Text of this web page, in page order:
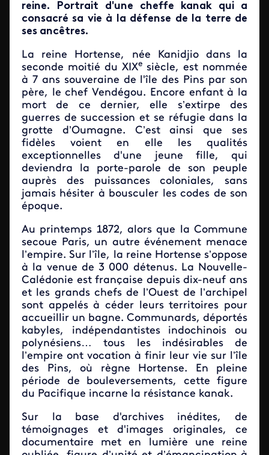
reine. Portrait d'une cheffe kanak qui a
consacré sa vie à la défense de la terre de
ses ancêtres.
La reine Hortense, née Kanidjio dans la
seconde moitié du XIXe
siècle, est nommée
à 7 ans souveraine de l'île des Pins par son
père, le chef Vendégou. Encore enfant à la
mort de ce dernier, elle s’extirpe des
guerres de succession et se réfugie dans la
grotte d’Oumagne. C’est ainsi que ses
fidèles voient en elle les qualités
exceptionnelles d'une jeune fille, qui
deviendra la porte-parole de son peuple
auprès des puissances coloniales, sans
jamais hésiter à bousculer les codes de son
époque.
Au printemps 1872, alors que la Commune
secoue Paris, un autre événement menace
l’empire. Sur l’île, la reine Hortense s’oppose
à la venue de 3 000 détenus. La Nouvelle-
Calédonie est française depuis dix-neuf ans
et les grands chefs de l’Ouest de l’archipel
sont appelés à céder leurs territoires pour
accueillir un bagne. Communards, déportés
kabyles, indépendantistes indochinois ou
polynésiens… tous les indésirables de
l’empire ont vocation à finir leur vie sur l’île
des Pins, où règne Hortense. En pleine
période de bouleversements, cette figure
du Pacifique incarne la résistance kanak.
Sur la base d'archives inédites, de
témoignages et d'images originales, ce
documentaire met en lumière une reine